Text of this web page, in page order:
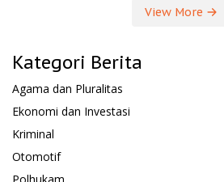
View More
Kategori Berita
Agama dan Pluralitas
Ekonomi dan Investasi
Kriminal
Otomotif